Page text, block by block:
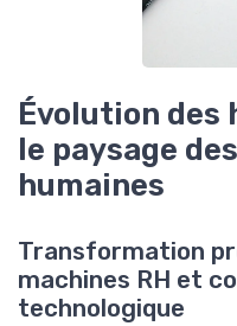
Évolution des
le paysage
humaines
Transformation
machines RH et
technologique